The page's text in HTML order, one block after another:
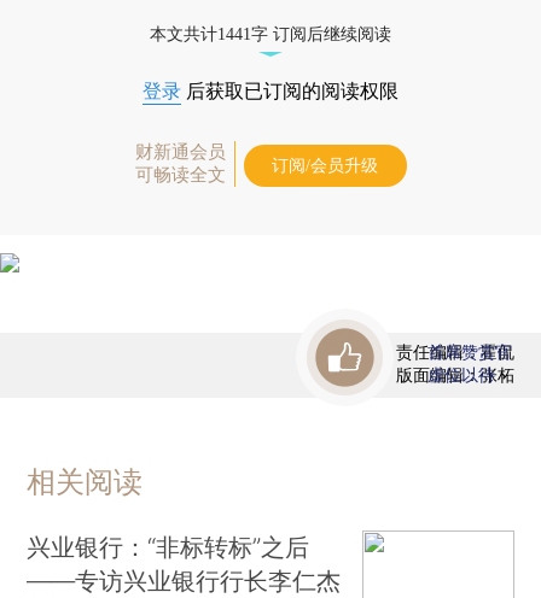
本文共计1441字 订阅后继续阅读
登录 后获取已订阅的阅读权限
财新通会员
可畅读全文
订阅/会员升级
责任编辑：霍侃
版面编辑：张柘
首席赞赏官
虚位以待
相关阅读
兴业银行：“非标转标”之后
——专访兴业银行行长李仁杰